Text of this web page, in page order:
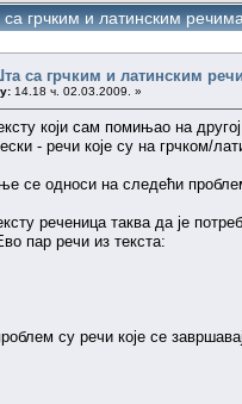
грчким и латинским
са грчким и латинским
у: 14.18 ч. 02.03.2009. »
који сам помињао на
- речи које су на грчком/
се односи на следећи
реченица таква да је
пар речи из текста:
су речи које се